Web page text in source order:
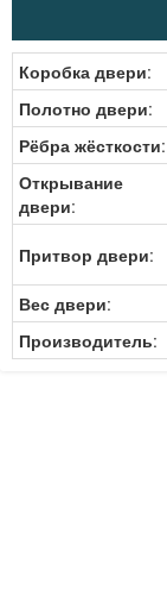
Коробка двери:
Полотно двери:
Рёбра жёсткости:
Открывание
двери:
Притвор двери:
Вес двери:
Производитель: